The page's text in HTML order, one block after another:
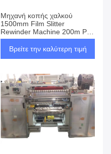
Μηχανή κοπής χαλκού
1500mm Film Slitter
Rewinder Machine 200m Per
Min
Βρείτε την καλύτερη τιμή